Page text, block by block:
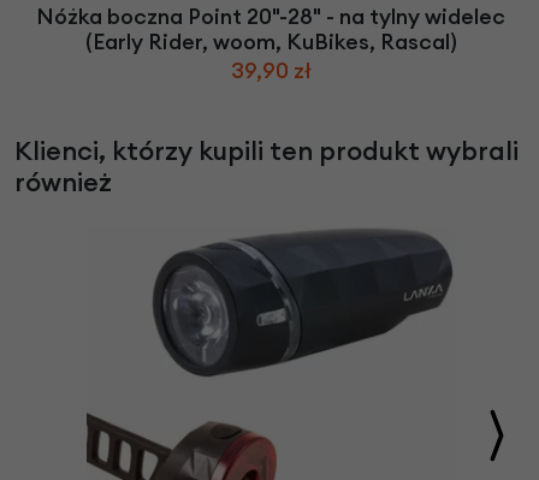
Nóżka boczna Point 20"-28" - na tylny widelec
(Early Rider, woom, KuBikes, Rascal)
39,90 zł
Klienci, którzy kupili ten produkt wybrali
również